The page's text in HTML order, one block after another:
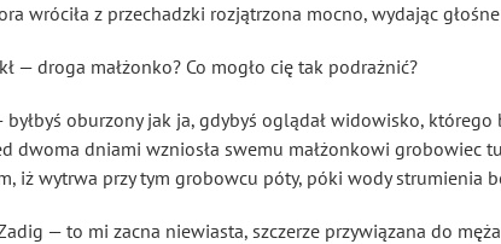
wróciła z przechadzki rozjątrzona mocno, wydając
— droga małżonko? Co mogło cię tak podrażnić?
byłbyś oburzony jak ja, gdybyś oglądał widowisko, którego
dwoma dniami wzniosła swemu małżonkowi grobowiec
iż wytrwa przy tym grobowcu póty, póki wody strumienia
— to mi zacna niewiasta, szczerze przywiązana do